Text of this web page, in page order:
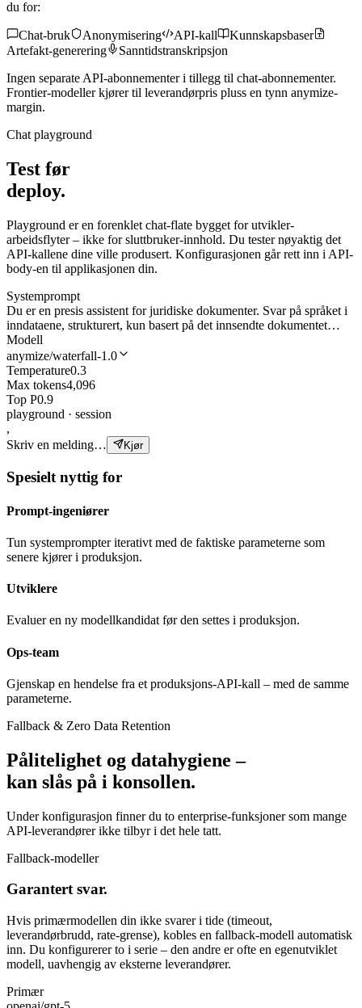
du for:
Chat-bruk Anonymisering API-kall
Kunnskapsbaser
Artefakt-generering
Sanntidstranskripsjon
Ingen separate API-abonnementer i tillegg til chat-abonnementer.
Frontier-modeller kjører til leverandørpris pluss en tynn anymize-
margin.
Chat playground
Test før
deploy.
Playground er en forenklet chat-flate bygget for utvikler-
arbeidsflyter – ikke for sluttbruker-innhold. Du tester nøyaktig det
API-kallene dine ville produsert. Konfigurasjonen går rett inn i API-
body-en til applikasjonen din.
Systemprompt
Du er en presis assistent for juridiske dokumenter. Svar på språket i
inndataene, strukturert, kun basert på det innsendte dokumentet…
Modell
anymize/waterfall-1.0
Temperature0.3
Max tokens4,096
Top P0.9
playground · session
,
Skriv en melding…
Kjør
Spesielt nyttig for
Prompt-ingeniører
Tun systemprompter iterativt med de faktiske parameterne som
senere kjører i produksjon.
Utviklere
Evaluer en ny modellkandidat før den settes i produksjon.
Ops-team
Gjenskap en hendelse fra et produksjons-API-kall – med de samme
parameterne.
Fallback & Zero Data Retention
Pålitelighet og datahygiene –
kan slås på i konsollen.
Under konfigurasjon finner du to enterprise-funksjoner som mange
API-leverandører ikke tilbyr i det hele tatt.
Fallback-modeller
Garantert svar.
Hvis primærmodellen din ikke svarer i tide (timeout,
leverandørbrudd, rate-grense), kobles en fallback-modell automatisk
inn. Du konfigurerer to i serie – den andre er ofte en egenutviklet
modell, uavhengig av eksterne leverandører.
Primær